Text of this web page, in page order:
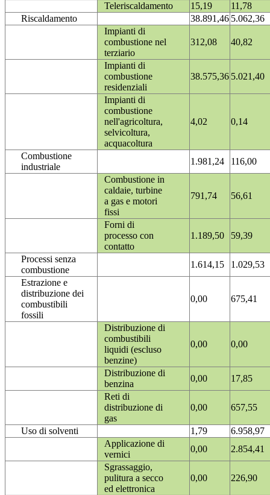
Teleriscaldamento 15,19
11,78
Riscaldamento
38.891,46 5.062,36
Impianti di
combustione nel
terziario
312,08 40,82
Impianti di
combustione
residenziali
38.575,36 5.021,40
Impianti di
combustione
nell'agricoltura,
selvicoltura,
acquacoltura
4,02 0,14
Combustione
industriale
1.981,24
116,00
Combustione in
caldaie, turbine
a gas e motori
fissi
791,74 56,61
Forni di
processo con
contatto
1.189,50 59,39
Processi senza
combustione
1.614,15
1.029,53
Estrazione e
distribuzione dei
combustibili
fossili
0,00 675,41
Distribuzione di
combustibili
liquidi (escluso
benzine)
0,00 0,00
Distribuzione di
benzina
0,00
17,85
Reti di
distribuzione di
gas
0,00 657,55
Uso di solventi 1,79
6.958,97
Applicazione di
vernici
0,00
2.854,41
Sgrassaggio,
pulitura a secco
ed elettronica
0,00 226,90